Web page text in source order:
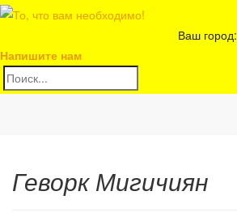
Ваш город:
Напишите нам
Геворк Мигичиян